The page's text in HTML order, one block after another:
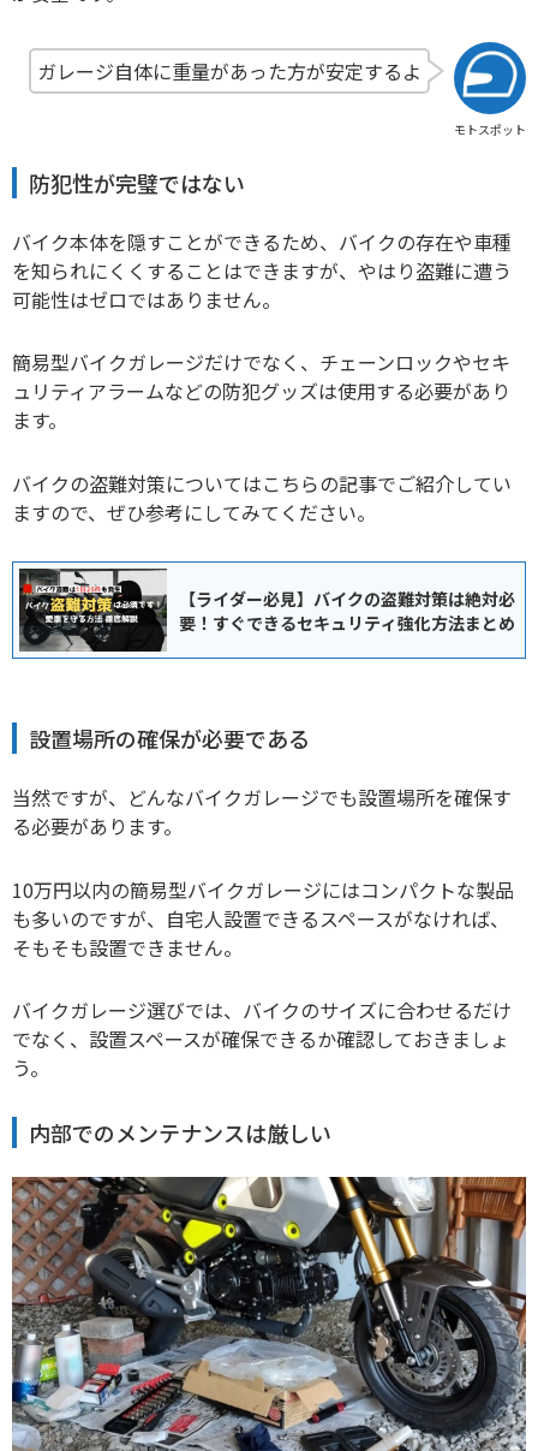
モトスポット
ガレージ自体に重量があった方が安定するよ
防犯性が完璧ではない
バイク本体を隠すことができるため、バイクの存在や車種
を知られにくくすることはできますが、やはり盗難に遭う
可能性はゼロではありません。
簡易型バイクガレージだけでなく、チェーンロックやセキ
ュリティアラームなどの防犯グッズは使用する必要があり
ます。
バイクの盗難対策についてはこちらの記事でご紹介してい
ますので、ぜひ参考にしてみてください。
【ライダー必見】バイクの盗難対策は絶対必
要！すぐできるセキュリティ強化方法まとめ
設置場所の確保が必要である
当然ですが、どんなバイクガレージでも設置場所を確保す
る必要があります。
10万円以内の簡易型バイクガレージにはコンパクトな製品
も多いのですが、自宅人設置できるスペースがなければ、
そもそも設置できません。
バイクガレージ選びでは、バイクのサイズに合わせるだけ
でなく、設置スペースが確保できるか確認しておきましょ
う。
内部でのメンテナンスは厳しい